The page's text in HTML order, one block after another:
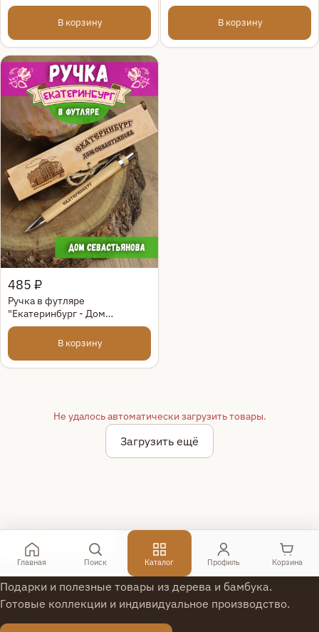
В корзину В корзину
Быстрый просмотр
485 ₽
Ручка в футляре
"Екатеринбург - Дом
Севастьянова"
В корзину
Не удалось автоматически загрузить товары.
Загрузить ещё
1
2
3
4
Главная Поиск Каталог Профиль Корзина
Подарки и полезные товары из дерева и бамбука.
Готовые коллекции и индивидуальное производство.